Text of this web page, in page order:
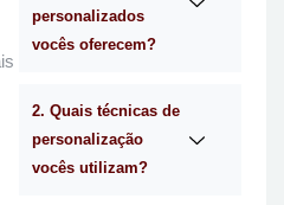
personalizados
vocês oferecem?
2. Quais técnicas de
personalização
vocês utilizam?